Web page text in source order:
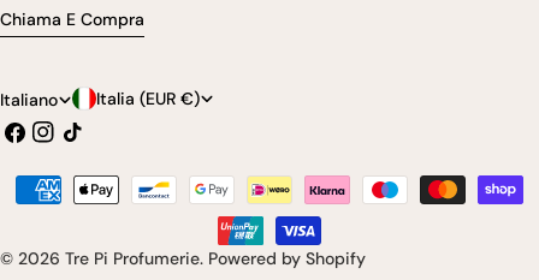
Chiama E Compra
L
i
n
u
Italiano
P
a
e
s
e
Italia (EUR €)
Facebook
Instagram
Tic
© 2026 Tre Pi Profumerie. Powered by Shopify
Modalità